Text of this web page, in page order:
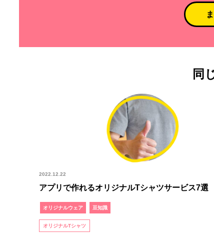
同
2022.12.22
アプリで作れるオリジナルTシャツサービス7選
オリジナルウェア 豆知識
オリジナルTシャツ